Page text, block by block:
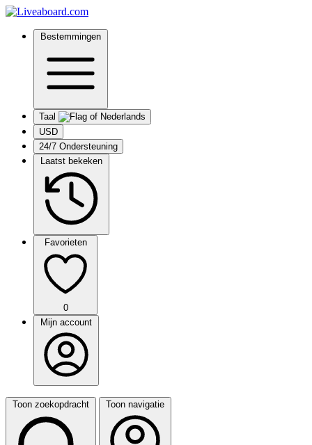
Bestemmingen
Taal
USD
24/7 Ondersteuning
Laatst bekeken
Favorieten
0
Mijn account
Toon zoekopdracht Toon navigatie